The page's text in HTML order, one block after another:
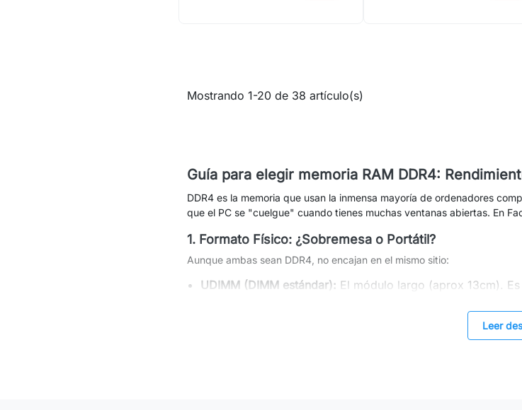
Mostrando 1-20 de 38 artículo(s)
Guía para elegir memoria RAM DDR4:
DDR4 es la memoria que usan la inmensa mayoría de ordenadores
que el PC se "cuelgue" cuando tienes muchas ventanas abiertas. En
1. Formato Físico: ¿Sobremesa o Portátil?
Aunque ambas sean DDR4, no encajan en el mismo sitio:
UDIMM (DIMM estándar): El módulo largo (aprox 13cm).
2. La Velocidad (MHz): ¿Importa la frecuencia?
Leer